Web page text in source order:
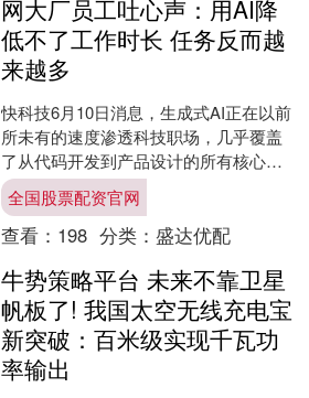
网大厂员工吐心声：用AI降
低不了工作时长 任务反而越
来越多
快科技6月10日消息，生成式AI正在以前
所未有的速度渗透科技职场，几乎覆盖
了从代码开发到产品设计的所有核心环
节。 但Business Insider近日对亚马逊....
全国股票配资官网
查看： 198 分类： 盛达优配
牛势策略平台 未来不靠卫星
帆板了! 我国太空无线充电宝
新突破：百米级实现千瓦功
率输出